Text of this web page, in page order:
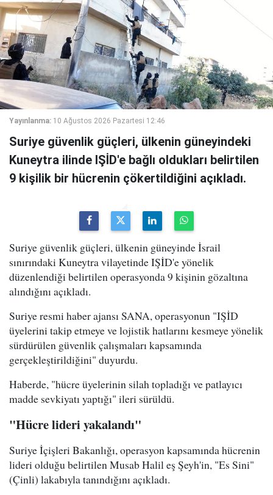
Yayınlanma: 10 Ağustos 2026 Pazartesi 12:46
Suriye güvenlik güçleri, ülkenin güneyindeki
Kuneytra ilinde IŞİD'e bağlı oldukları belirtilen
9 kişilik bir hücrenin çökertildiğini açıkladı.
Suriye güvenlik güçleri, ülkenin güneyinde İsrail
sınırındaki Kuneytra vilayetinde IŞİD'e yönelik
düzenlendiği belirtilen operasyonda 9 kişinin gözaltına
alındığını açıkladı.
Suriye resmi haber ajansı SANA, operasyonun "IŞİD
üyelerini takip etmeye ve lojistik hatlarını kesmeye yönelik
sürdürülen güvenlik çalışmaları kapsamında
gerçekleştirildiğini" duyurdu.
Haberde, "hücre üyelerinin silah topladığı ve patlayıcı
madde sevkiyatı yaptığı" ileri sürüldü.
"Hücre lideri yakalandı"
Suriye İçişleri Bakanlığı, operasyon kapsamında hücrenin
lideri olduğu belirtilen Musab Halil eş Şeyh'in, "Es Sini"
(Çinli) lakabıyla tanındığını açıkladı.